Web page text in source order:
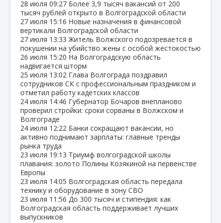
28 июля 09:27 Более 3,9 тысяч вакансий от 200
тысяч рублей открыто в Волгоградской области
27 июля 15:16 Новые назначения в финансовой
вертикали Волгоградской области
27 июля 13:33 Житель Волжского подозревается в
покушении на убийство жены с особой жестокостью
26 июля 15:20 На Волгоградскую область
надвигается шторм
25 июля 13:02 Глава Волгограда поздравил
сотрудников СК с профессиональным праздником и
отметил работу кадетских классов
24 июля 14:46 Губернатор Бочаров внепланово
проверил стройки: сроки сорваны в Волжском и
Волгограде
24 июля 12:22 Банки сокращают вакансии, но
активно поднимают зарплаты: главные тренды
рынка труда
23 июля 19:13 Триумф волгоградской школы
плавания: золото Полины Козякиной на первенстве
Европы
23 июля 14:05 Волгоградская область передала
технику и оборудование в зону СВО
23 июля 11:56 До 300 тысяч и стипендия: как
Волгоградская область поддерживает лучших
выпускников